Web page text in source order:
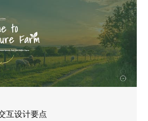
和行为。在高端网站建设中
互设计要点